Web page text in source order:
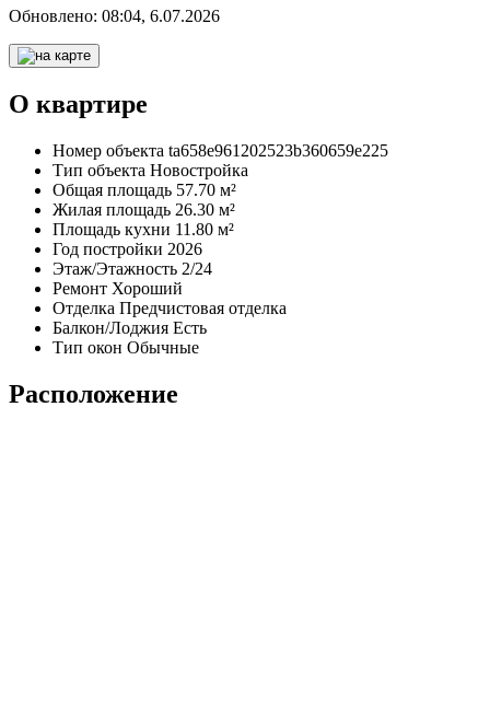
Обновлено: 08:04, 6.07.2026
О квартире
Номер объекта ta658e961202523b360659e225
Тип объекта Новостройка
Общая площадь 57.70 м²
Жилая площадь 26.30 м²
Площадь кухни 11.80 м²
Год постройки 2026
Этаж/Этажность 2/24
Ремонт Хороший
Отделка Предчистовая отделка
Балкон/Лоджия Есть
Тип окон Обычные
Расположение